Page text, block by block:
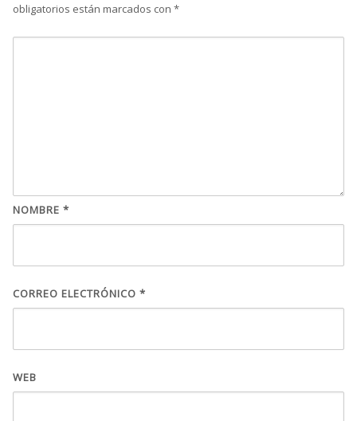
obligatorios están marcados con *
NOMBRE *
CORREO ELECTRÓNICO *
WEB